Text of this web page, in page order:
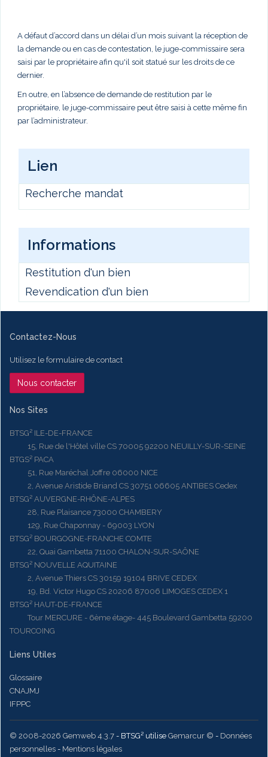
A défaut d’accord dans un délai d’un mois suivant la réception de
la demande ou en cas de contestation, le juge-commissaire sera
saisi par le propriétaire afin qu'il soit statué sur les droits de ce
dernier.
En outre, en l’absence de demande de restitution par le
propriétaire, le juge-commissaire peut être saisi à cette même fin
par l’administrateur.
Lien
Recherche mandat
Informations
Restitution d'un bien
Revendication d'un bien
Contactez-Nous
Utilisez le formulaire de contact
Nous contacter
Nos Sites
BTSG² ILE-DE-FRANCE
15, Rue de l'Hôtel ville CS 70005 92200 NEUILLY-SUR-SEINE
BTGS² PACA
51, Rue Maréchal Joffre 06000 NICE
2, Avenue Aristide Briand CS 30751 06605 ANTIBES Cedex
BTSG² AUVERGNE-RHÔNE-ALPES
28, Rue Plaisance 73000 CHAMBERY
129, Rue Chaponnay - 69003 LYON
BTSG² BOURGOGNE-FRANCHE COMTE
22, Quai Gambetta 71100 CHALON-SUR-SAÔNE
BTSG² NOUVELLE AQUITAINE
2, Avenue Thiers CS 30159 19104 BRIVE CEDEX
19, Bd. Victor Hugo CS 20206 87006 LIMOGES CEDEX 1
BTSG² HAUT-DE-FRANCE
Tour MERCURE - 6ème étage- 445 Boulevard Gambetta 59200
TOURCOING
Liens Utiles
Glossaire
CNAJMJ
IFPPC
© 2008-2026 Gemweb 4.3.7 - BTSG² utilise Gemarcur © - Données
personnelles - Mentions légales